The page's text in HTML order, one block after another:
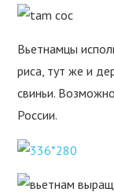
Вьетнамцы
риса, тут же и
свиньи.
России.